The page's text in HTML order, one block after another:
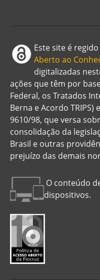
Este site é
Aberto ao
digitalizadas
ações que têm por
Federal, os Tratados
Berna e Acordo
9610/98, que versa
consolidação da
Brasil e outras
prejuízo das demais
O conteúdo
dispositivos.